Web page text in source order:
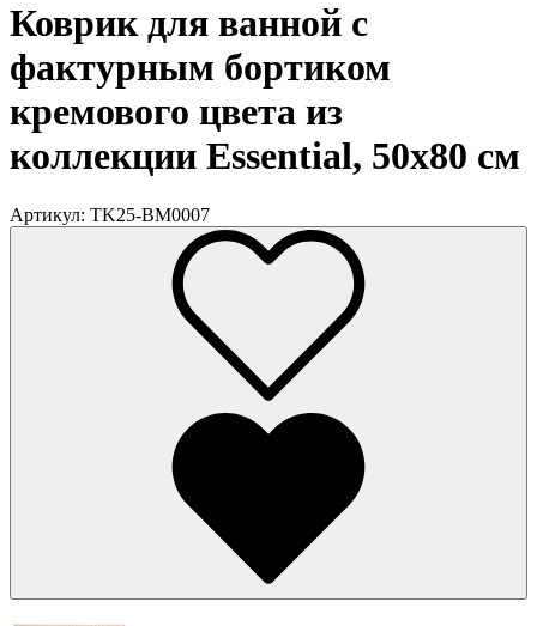
Коврик для ванной с
фактурным бортиком
кремового цвета из
коллекции Essential, 50x80 см
Артикул: TK25-BM0007